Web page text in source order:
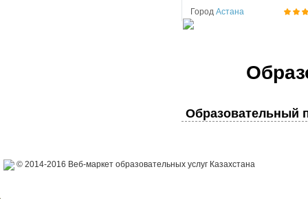
Город Астана
Образовательный
© 2014-2016 Веб-маркет образовательных услуг Казахстана